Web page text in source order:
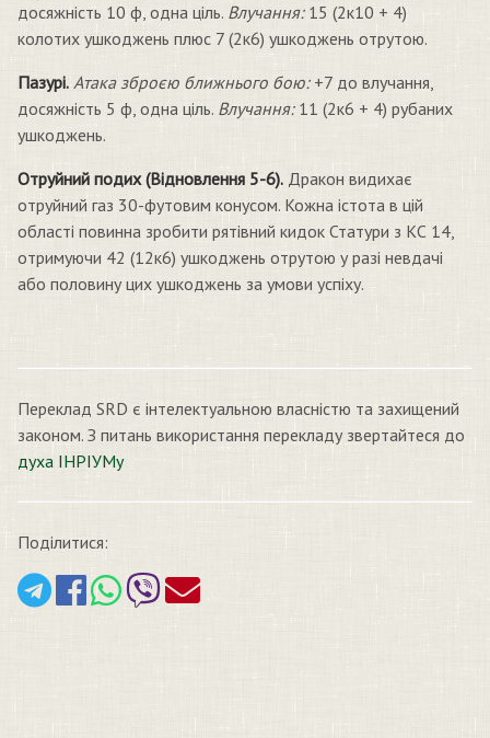
досяжність 10 ф, одна ціль. Влучання:15 (2к10 + 4)
колотих ушкоджень плюс 7 (2к6) ушкоджень отрутою.
Пазурі. Атака зброєю ближнього бою:+7 до влучання,
досяжність 5 ф, одна ціль. Влучання:11 (2к6 + 4) рубаних
ушкоджень.
Отруйний подих (Відновлення 5-6). Дракон видихає
отруйний газ 30-футовим конусом. Кожна істота в цій
області повинна зробити рятівний кидок Статури з КС 14,
отримуючи 42 (12к6) ушкоджень отрутою у разі невдачі
або половину цих ушкоджень за умови успіху.
Переклад SRD є інтелектуальною власністю та захищений
законом. З питань використання перекладу звертайтеся до
духа ІНРІУМу
Поділитися: